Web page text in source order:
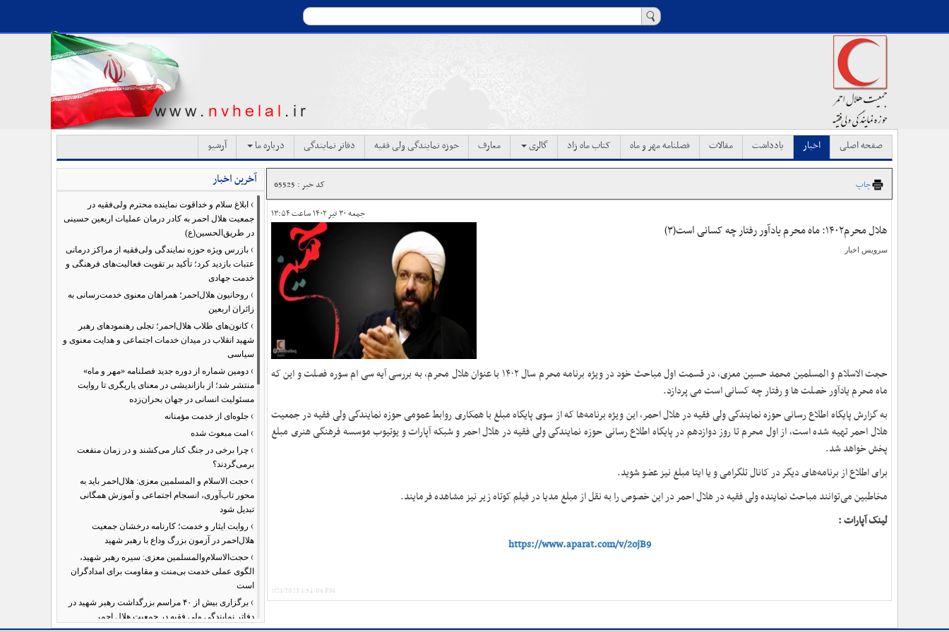
صفحه اصلی اخبار یادداشت مقالات فصلنامه مهر و ماه کتاب ماه زاد گالری معارف حوزه نمایندگی ولی فقیه دفاتر نمایندگی درباره ما آرشیو
چاپ کد خبر : 65525
هلال محرم١۴٠٢: ماه محرم یادآور رفتار چه کسانی است(٣)
سرویس اخبار
جمعه ۳۰ تیر ۱۴۰۲ ساعت ۱۳:۵۴
حجت الاسلام و المسلمین محمد حسین معزی، در قسمت اول مباحث خود در ویژه برنامه محرم سال ١۴٠٢ با عنوان هلال محرم، به بررسی آیه سی ام سوره فصلت و این که
ماه محرم یادآور خصلت ها و رفتار چه کسانی است می پردازد.
به گزارش پایگاه اطلاع رسانی حوزه نمایندگی ولی فقیه در هلال احمر، این ویژه برنامه‌ها که از سوی پایگاه مبلغ با همکاری روابط عمومی حوزه نمایندگی ولی فقیه در جمعیت
هلال احمر تهیه شده است، از اول محرم تا روز دوازدهم در پایگاه اطلاع رسانی حوزه نمایندگی ولی فقیه در هلال احمر و شبکه آپارات و یوتیوب موسسه فرهنگی هنری مبلغ
پخش خواهد شد.
برای اطلاع از برنامه‌های دیگر در کانال تلگرامی و یا ایتا مبلغ نیز عضو شوید.
مخاطبین می‌توانند مباحث نماینده ولی فقیه در هلال احمر در این خصوص را به نقل از مبلغ مدیا در فیلم کوتاه زیر نیز مشاهده فرمایند.
لینک آپارات :
https://www.aparat.com/v/2ojB9
7/21/2023 1:54:06 PM
آخرین اخبار
› ابلاغ سلام و خداقوت نماینده محترم ولی‌فقیه در
جمعیت هلال احمر به کادر درمان عملیات اربعین حسینی
در طریق‌الحسین(ع)
› بازرس ویژه حوزه نمایندگی ولی‌فقیه از مراکز درمانی
عتبات بازدید کرد؛ تأکید بر تقویت فعالیت‌های فرهنگی و
خدمت جهادی
› روحانیون هلال‌احمر؛ همراهان معنوی خدمت‌رسانی به
زائران اربعین
› کانون‌های طلاب هلال‌احمر؛ تجلی رهنمودهای رهبر
شهید انقلاب در میدان خدمات اجتماعی و هدایت معنوی و
سیاسی
› دومین شماره از دوره جدید فصلنامه «مهر و ماه»
منتشر شد؛ از بازاندیشی در معنای یاریگری تا روایت
مسئولیت انسانی در جهان بحران‌زده
› جلوه‌ای از خدمت مؤمنانه
› امت مبعوث شده
› چرا برخی در جنگ کنار می‌کشند و در زمان منفعت
برمی‌گردند؟
› حجت الاسلام و المسلمین معزی: هلال‌احمر باید به
محور تاب‌آوری، انسجام اجتماعی و آموزش همگانی
تبدیل شود
› روایت ایثار و خدمت؛ کارنامه درخشان جمعیت
هلال‌احمر در آزمون بزرگ وداع با رهبر شهید
› حجت‌الاسلام‌والمسلمین معزی: سیره رهبر شهید،
الگوی عملی خدمت بی‌منت و مقاومت برای امدادگران
است
›
برگزاری بیش از ۴۰ مراسم بزرگداشت رهبر شهید در
دفاتر نمایندگی ولی فقیه در جمعیت هلال احمر